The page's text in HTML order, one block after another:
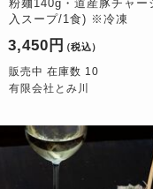
粉麺140g・道産豚チャー
入スープ/1食) ※冷凍
3,450円 （税込）
販売中 在庫数 10
有限会社とみ川